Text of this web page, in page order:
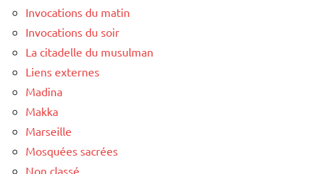
Invocations du matin
Invocations du soir
La citadelle du musulman
Liens externes
Madina
Makka
Marseille
Mosquées sacrées
Non classé